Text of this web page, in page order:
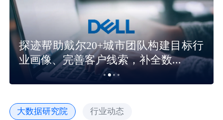
探迹帮助戴尔20+城市团队构建目标行
业画像、完善客户线索，补全数...
大数据研究院 行业动态